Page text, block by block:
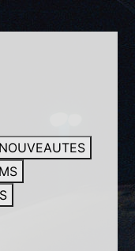
NOUVEAUTES